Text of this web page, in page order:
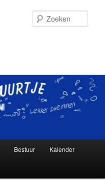
Bestuur Kalender